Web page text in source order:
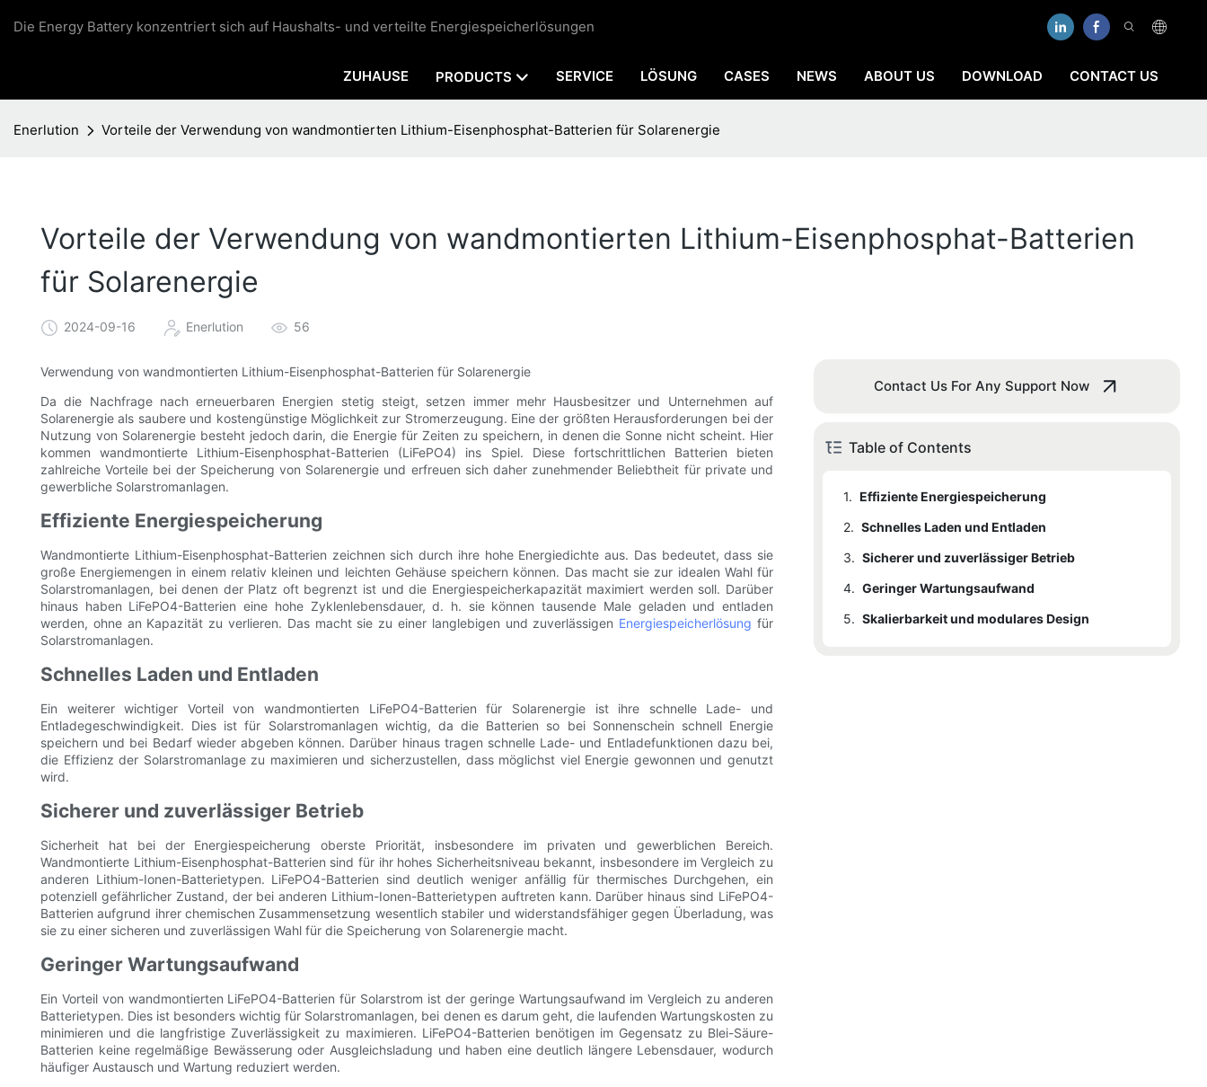
Die Energy Battery konzentriert sich auf Haushalts- und verteilte Energiespeicherlösungen
ZUHAUSE PRODUCTS SERVICE LÖSUNG CASES NEWS ABOUT US DOWNLOAD CONTACT US
Enerlution Vorteile der Verwendung von wandmontierten Lithium-Eisenphosphat-Batterien für Solarenergie
Vorteile der Verwendung von wandmontierten Lithium-Eisenphosphat-Batterien
für Solarenergie
2024-09-16 Enerlution 56
Verwendung von wandmontierten Lithium-Eisenphosphat-Batterien für Solarenergie
Da die Nachfrage nach erneuerbaren Energien stetig steigt, setzen immer mehr Hausbesitzer und Unternehmen auf
Solarenergie als saubere und kostengünstige Möglichkeit zur Stromerzeugung. Eine der größten Herausforderungen bei der
Nutzung von Solarenergie besteht jedoch darin, die Energie für Zeiten zu speichern, in denen die Sonne nicht scheint. Hier
kommen wandmontierte Lithium-Eisenphosphat-Batterien (LiFePO4) ins Spiel. Diese fortschrittlichen Batterien bieten
zahlreiche Vorteile bei der Speicherung von Solarenergie und erfreuen sich daher zunehmender Beliebtheit für private und
gewerbliche Solarstromanlagen.
Effiziente Energiespeicherung
Wandmontierte Lithium-Eisenphosphat-Batterien zeichnen sich durch ihre hohe Energiedichte aus. Das bedeutet, dass sie
große Energiemengen in einem relativ kleinen und leichten Gehäuse speichern können. Das macht sie zur idealen Wahl für
Solarstromanlagen, bei denen der Platz oft begrenzt ist und die Energiespeicherkapazität maximiert werden soll. Darüber
hinaus haben LiFePO4-Batterien eine hohe Zyklenlebensdauer, d. h. sie können tausende Male geladen und entladen
werden, ohne an Kapazität zu verlieren. Das macht sie zu einer langlebigen und zuverlässigen Energiespeicherlösung für
Solarstromanlagen.
Schnelles Laden und Entladen
Ein weiterer wichtiger Vorteil von wandmontierten LiFePO4-Batterien für Solarenergie ist ihre schnelle Lade- und
Entladegeschwindigkeit. Dies ist für Solarstromanlagen wichtig, da die Batterien so bei Sonnenschein schnell Energie
speichern und bei Bedarf wieder abgeben können. Darüber hinaus tragen schnelle Lade- und Entladefunktionen dazu bei,
die Effizienz der Solarstromanlage zu maximieren und sicherzustellen, dass möglichst viel Energie gewonnen und genutzt
wird.
Sicherer und zuverlässiger Betrieb
Sicherheit hat bei der Energiespeicherung oberste Priorität, insbesondere im privaten und gewerblichen Bereich.
Wandmontierte Lithium-Eisenphosphat-Batterien sind für ihr hohes Sicherheitsniveau bekannt, insbesondere im Vergleich zu
anderen Lithium-Ionen-Batterietypen. LiFePO4-Batterien sind deutlich weniger anfällig für thermisches Durchgehen, ein
potenziell gefährlicher Zustand, der bei anderen Lithium-Ionen-Batterietypen auftreten kann. Darüber hinaus sind LiFePO4-
Batterien aufgrund ihrer chemischen Zusammensetzung wesentlich stabiler und widerstandsfähiger gegen Überladung, was
sie zu einer sicheren und zuverlässigen Wahl für die Speicherung von Solarenergie macht.
Geringer Wartungsaufwand
Ein Vorteil von wandmontierten LiFePO4-Batterien für Solarstrom ist der geringe Wartungsaufwand im Vergleich zu anderen
Batterietypen. Dies ist besonders wichtig für Solarstromanlagen, bei denen es darum geht, die laufenden Wartungskosten zu
minimieren und die langfristige Zuverlässigkeit zu maximieren. LiFePO4-Batterien benötigen im Gegensatz zu Blei-Säure-
Batterien keine regelmäßige Bewässerung oder Ausgleichsladung und haben eine deutlich längere Lebensdauer, wodurch
häufiger Austausch und Wartung reduziert werden.
Contact Us For Any Support Now
Table of Contents
1. Effiziente Energiespeicherung
2. Schnelles Laden und Entladen
3. Sicherer und zuverlässiger Betrieb
4. Geringer Wartungsaufwand
5. Skalierbarkeit und modulares Design